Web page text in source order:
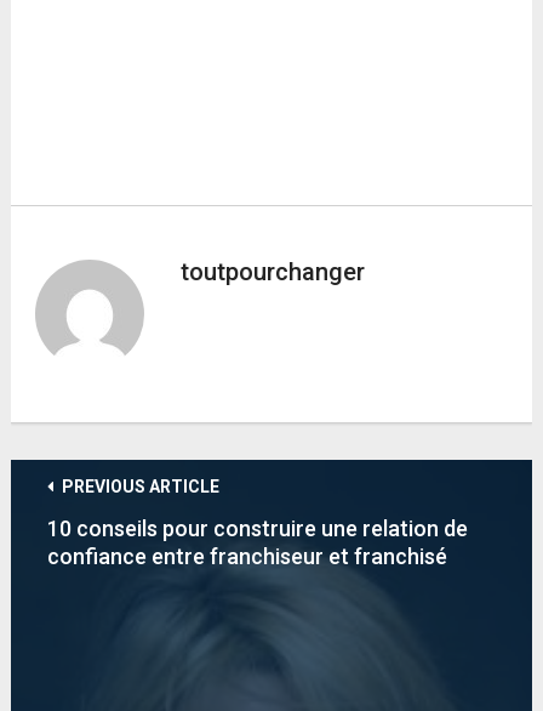
toutpourchanger
PREVIOUS ARTICLE
10 conseils pour construire une relation de
confiance entre franchiseur et franchisé